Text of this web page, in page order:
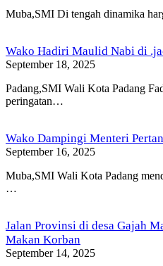
Muba,SMI Di tengah dinamika
Wako Hadiri Maulid Nabi di
September 18, 2025
Padang,SMI Wali Kota Padang
peringatan…
Wako Dampingi Menteri
September 16, 2025
Muba,SMI Wali Kota Padang
…
Jalan Provinsi di desa Gajah
Makan Korban
September 14, 2025